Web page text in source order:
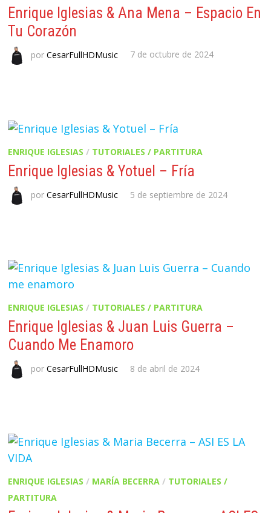
Enrique Iglesias & Ana Mena – Espacio En
Tu Corazón
porCesarFullHDMusic 7 de octubre de 2024
ENRIQUE IGLESIAS / TUTORIALES / PARTITURA
Enrique Iglesias & Yotuel – Fría
porCesarFullHDMusic 5 de septiembre de 2024
ENRIQUE IGLESIAS / TUTORIALES / PARTITURA
Enrique Iglesias & Juan Luis Guerra –
Cuando Me Enamoro
porCesarFullHDMusic 8 de abril de 2024
ENRIQUE IGLESIAS / MARÍA BECERRA / TUTORIALES /
PARTITURA